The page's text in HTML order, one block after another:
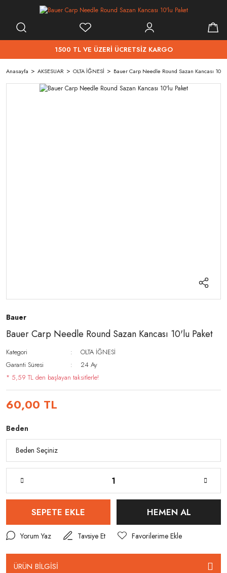
1500 TL VE ÜZERİ ÜCRETSİZ KARGO
Anasayfa AKSESUAR OLTA İĞNESİ Bauer Carp Needle Round Sazan Kancası
Bauer
Bauer Carp Needle Round Sazan Kancası 10'lu Paket
Kategori
OLTA İĞNESİ
Garanti Süresi
24 Ay
* 5,59 TL den başlayan taksitlerle!
60,00 TL
Beden
SEPETE EKLE HEMEN AL
Yorum Yaz Tavsiye Et
ÜRÜN BİLGİSİ